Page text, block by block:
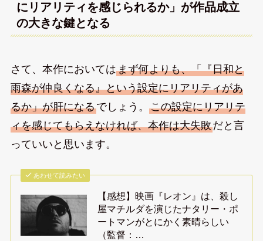
にリアリティを感じられるか」が作品成立
の大きな鍵となる
さて、本作においてはまず何よりも、「『日和と
雨森が仲良くなる』という設定にリアリティがあ
るか」が肝になるでしょう。 この設定にリアリテ
ィを感じてもらえなければ、本作は大失敗だと言
っていいと思います。
あわせて読みたい
【感想】映画『レオン』は、殺し
屋マチルダを演じたナタリー・ポ
ートマンがとにかく素晴らしい
（監督：…